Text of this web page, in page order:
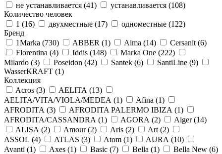
не устанавливается (41) устанавливается (108)
Количество человек
1 (16) двухместные (17) одноместные (122)
Бренд
1Marka (730) ABBER (1) Aima (14) Cersanit (6)
Florentina (4) Iddis (148) Marka One (222)
Milardo (3) Poseidon (42) Santek (6) SantiLine (9)
WasserKRAFT (1)
Коллекция
Acros (3) AELITA (13)
AELITA/VITA/VIOLA/MEDEA (1) Afina (1)
AFRODITA (3) AFRODITA PALERMO IBIZA (1)
AFRODITA/CASSANDRA (1) AGORA (2) Aiger (14)
ALISA (2) Amour (2) Aris (2) Art (2)
ASSOL (4) ATLAS (3) Atom (1) AURA (10)
Avanti (1) Axes (1) Basic (7) Bella (1) Bella New (6)